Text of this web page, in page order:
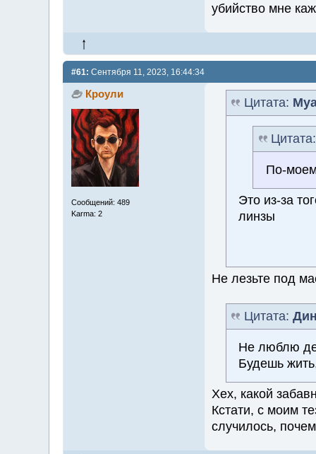
убийство мне
#61: Сентября 11, 2023, 16:44:34
Кроули
Сообщений: 489
Karma: 2
Цитата:
По-
Это из-за
линзы
Не лезьте под
Цитата:
Не люблю
Будешь
Хех, какой
Кстати, с моим
случилось,